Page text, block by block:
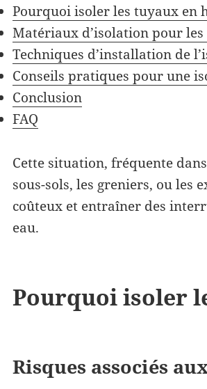
Pourquoi isoler les tuyaux en
Matériaux d’isolation pour
Techniques d’installation de
Conseils pratiques pour une
Conclusion
FAQ
Cette situation, fréquente
sous-sols, les greniers, ou les
coûteux et entraîner des
eau.
Pourquoi isoler
Risques associés